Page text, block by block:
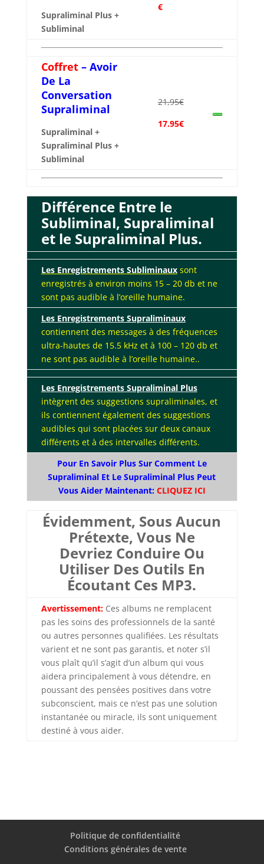
Supraliminal Plus +
Subliminal
€
Coffret– Avoir
De La
Conversation
Supraliminal
Supraliminal +
Supraliminal Plus +
Subliminal
21,95€
17.95€
Différence Entre le
Subliminal, Supraliminal
et le Supraliminal Plus.
Les Enregistrements Subliminauxsont
enregistrés à environ moins 15 – 20 db et ne
sont pas audible à l’oreille humaine.
Les Enregistrements Supraliminaux
contiennent des messages à des fréquences
ultra-hautes de 15.5 kHz et à 100 – 120 db et
ne sont pas audible à l’oreille humaine..
Les Enregistrements Supraliminal Plus
intègrent des suggestions supraliminales, et
ils contiennent également des suggestions
audibles qui sont placées sur deux canaux
différents et à des intervalles différents.
Pour En Savoir Plus Sur Comment Le
Supraliminal Et Le Supraliminal Plus Peut
Vous Aider Maintenant: CLIQUEZ ICI
Évidemment, Sous Aucun
Prétexte, Vous Ne
Devriez Conduire Ou
Utiliser Des Outils En
Écoutant Ces MP3.
Avertissement: Ces albums ne remplacent
pas les soins des professionnels de la santé
ou autres personnes qualifiées. Les résultats
varient et ne sont pas garantis, et noter s’il
vous plaît qu’il s’agit d’un album qui vous
aidera principalement à vous détendre, en
poussant des pensées positives dans votre
subconscient, mais ce n’est pas une solution
instantanée ou miracle, ils sont uniquement
destiné à vous aider.
Politique de confidentialité
Conditions générales de vente